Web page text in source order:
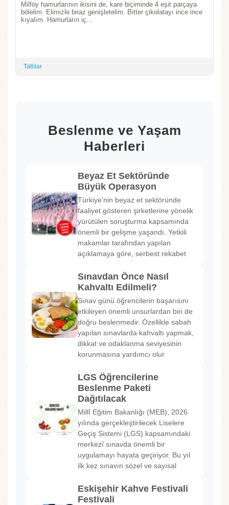
Milföy hamurlarının ikisini de, kare biçiminde 4 eşit parçaya
bölelim. Elimizle biraz genişletelim. Bitter çikolatayı ince ince
kıyalım. Hamurların iç...
Tatlılar
Beslenme ve Yaşam
Haberleri
Beyaz Et Sektöründe
Büyük Operasyon
Türkiye'nin beyaz et sektöründe
faaliyet gösteren şirketlerine yönelik
yürütülen soruşturma kapsamında
önemli bir gelişme yaşandı. Yetkili
makamlar tarafından yapılan
açıklamaya göre, serbest rekabet
Sınavdan Önce Nasıl
Kahvaltı Edilmeli?
Sınav günü öğrencilerin başarısını
etkileyen önemli unsurlardan biri de
doğru beslenmedir. Özellikle sabah
yapılan sınavlarda kahvaltı yapmak,
dikkat ve odaklanma seviyesinin
korunmasına yardımcı olur
LGS Öğrencilerine
Beslenme Paketi
Dağıtılacak
Millî Eğitim Bakanlığı (MEB), 2026
yılında gerçekleştirilecek Liselere
Geçiş Sistemi (LGS) kapsamındaki
merkezî sınavda önemli bir
uygulamayı hayata geçiriyor. Bu yıl
ilk kez sınavın sözel ve sayısal
Eskişehir Kahve Festivali
Festivali